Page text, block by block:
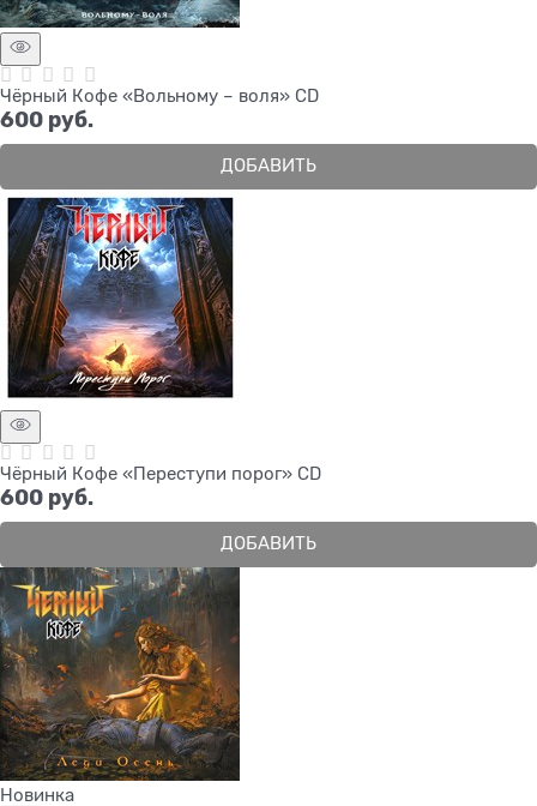
Чёрный Кофе «Вольному – воля» CD
600 руб.
ДОБАВИТЬ
Чёрный Кофе «Переступи порог» CD
600 руб.
ДОБАВИТЬ
Новинка